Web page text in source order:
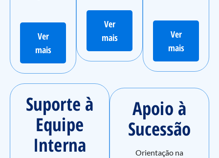
Ver
mais
Ver
mais
Ver
mais
Suporte à
Equipe
Interna
Apoio à
Sucessão
Orientação na